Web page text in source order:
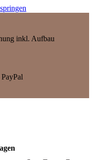
inkl. Aufbau